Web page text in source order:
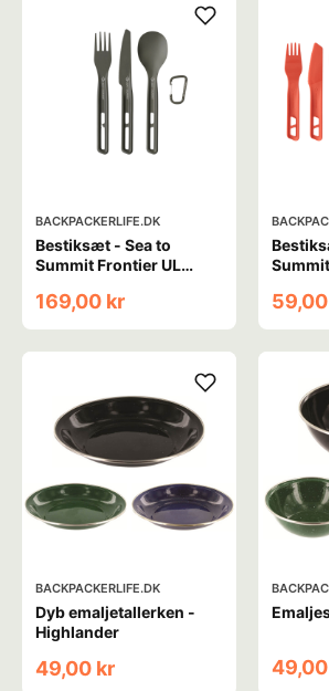
BACKPACKERLIFE.DK
Bestiksæt - Sea to
Summit Frontier UL
stk
169,00 kr
BACKPACKERLIFE.DK
Dyb emaljetallerken -
Highlander
49,00 kr